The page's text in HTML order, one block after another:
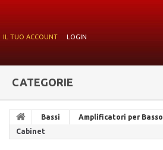
IL TUO ACCOUNT
LOGIN
CATEGORIE
Bassi Amplificatori per Basso
Cabinet